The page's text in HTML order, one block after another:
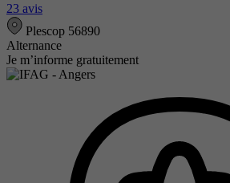
23 avis
Plescop 56890
Alternance
Je m’informe gratuitement